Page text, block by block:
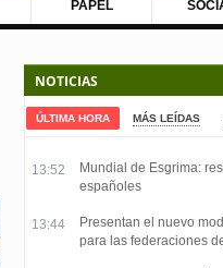
PAPEL
NOTICIAS
ÚLTIMA HORA MÁS LEÍDAS
13:52
Mundial de Esgrima:
españoles
13:44
Presentan el nuevo
para las federaciones